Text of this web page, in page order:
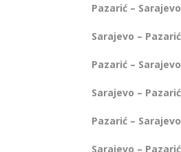
Pazarić – Sarajevo
Sarajevo – Pazarić
Pazarić – Sarajevo
Sarajevo – Pazarić
Pazarić – Sarajevo
Sarajevo – Pazarić